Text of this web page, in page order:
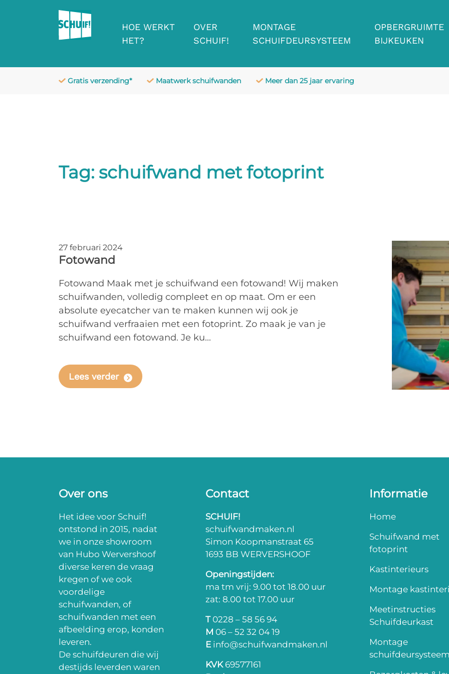
HOE WERKT
HET?
OVER
SCHUIF!
MONTAGE
SCHUIFDEURSYSTEEM
OPBERGRUIMTE
BIJKEUKEN
Gratis verzending* Maatwerk schuifwanden Meer dan 25 jaar ervaring
Tag: schuifwand met fotoprint
27 februari 2024
Fotowand
Fotowand Maak met je schuifwand een fotowand! Wij maken
schuifwanden, volledig compleet en op maat. Om er een
absolute eyecatcher van te maken kunnen wij ook je
schuifwand verfraaien met een fotoprint. Zo maak je van je
schuifwand een fotowand. Je ku...
Lees verder
Over ons
Het idee voor Schuif!
ontstond in 2015, nadat
we in onze showroom
van Hubo Wervershoof
diverse keren de vraag
kregen of we ook
voordelige
schuifwanden, of
schuifwanden met een
afbeelding erop, konden
leveren.
De schuifdeuren die wij
destijds leverden waren
Contact
SCHUIF!
schuifwandmaken.nl
Simon Koopmanstraat 65
1693 BB WERVERSHOOF
Openingstijden:
ma tm vrij: 9.00 tot 18.00 uur
zat: 8.00 tot 17.00 uur
T0228 – 58 56 94
M 06 – 52 32 04 19
E info@schuifwandmaken.nl
KVK69577161
Informatie
Home
Schuifwand met
fotoprint
Kastinterieurs
Montage
Meetinstructies
Schuifdeurkast
Montage